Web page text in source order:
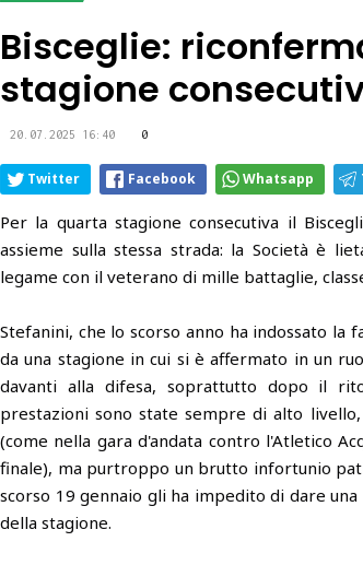
Bisceglie:
stagione
20.07.2025 16:40 0
Twitter Facebook Whatsapp
Per la quarta stagione consecutiva il
assieme sulla stessa strada: la Società è
legame con il veterano di mille battaglie,
Stefanini, che lo scorso anno ha indossato la
da una stagione in cui si è affermato in un
davanti alla difesa, soprattutto dopo il
prestazioni sono state sempre di alto
(come nella gara d'andata contro l'Atletico
finale), ma purtroppo un brutto infortunio
scorso 19 gennaio gli ha impedito di dare
della stagione.